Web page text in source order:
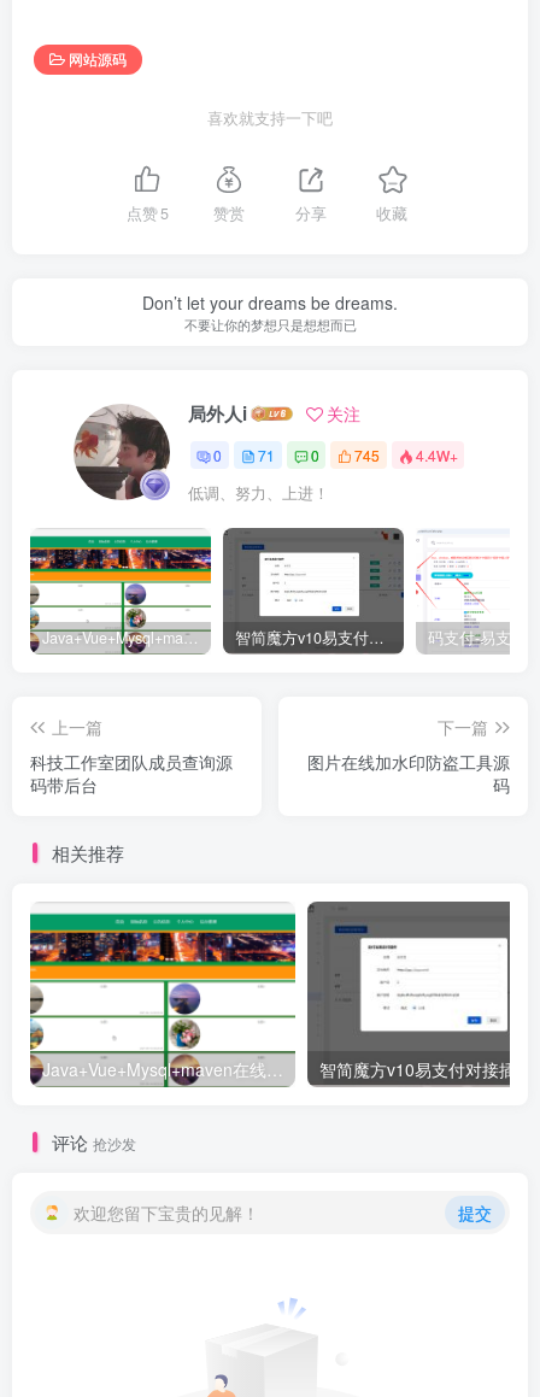
网站源码
喜欢就支持一下吧
点赞5 赞赏 分享 收藏
Don’t let your dreams be dreams.
不要让你的梦想只是想想而已
局外人i 关注
0 71 0 745 4.4W+
低调、努力、上进！
Java+Vue+Mysql+maven在线招投标系统源码-高校招标系统源码 智简魔方v10易支付对接插件
上一篇
科技工作室团队成员查询源
码带后台
下一篇
图片在线加水印防盗工具源
码
相关推荐
智简魔方v10易支付对接插件
评论 抢沙发
欢迎您留下宝贵的见解！ 提交